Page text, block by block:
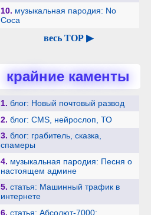
10. музыкальная пародия: No
Coca
весь TOP ▶
крайние каменты
1. блог: Новый почтовый развод
2. блог: CMS, нейрослоп, ТО
3. блог: грабитель, сказка,
спамеры
4. музыкальная пародия: Песня о
настоящем админе
5. статья: Машинный трафик в
интернете
6. статья: Абсолют-7000: